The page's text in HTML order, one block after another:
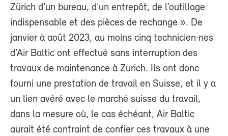
Zürich d’un bureau, d’un entrepôt, de l’outillage
indispensable et des pièces de rechange ». De
janvier à août 2023, au moins cinq technicien·nes
d’Air Baltic ont effectué sans interruption des
travaux de maintenance à Zurich. Ils ont donc
fourni une prestation de travail en Suisse, et il y a
un lien avéré avec le marché suisse du travail,
dans la mesure où, le cas échéant, Air Baltic
aurait été contraint de confier ces travaux à une